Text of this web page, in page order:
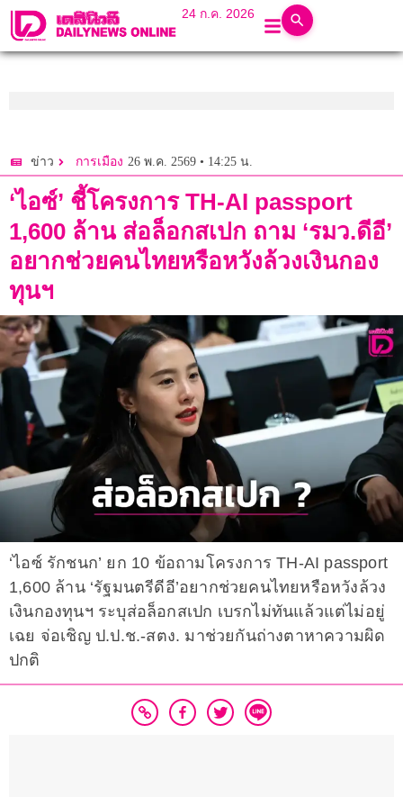
24 ก.ค. 2026
ข่าว การเมือง 26 พ.ค. 2569 • 14:25 น.
‘ไอซ์’ ชี้โครงการ TH-AI passport
1,600 ล้าน ส่อล็อกสเปก ถาม ‘รมว.ดีอี’
อยากช่วยคนไทยหรือหวังล้วงเงินกอง
ทุนฯ
‘ไอซ์ รักชนก’ ยก 10 ข้อถามโครงการ TH-AI passport
1,600 ล้าน ‘รัฐมนตรีดีอี’อยากช่วยคนไทยหรือหวังล้วง
เงินกองทุนฯ ระบุส่อล็อกสเปก เบรกไม่ทันแล้วแต่ไม่อยู่
เฉย จ่อเชิญ ป.ป.ช.-สตง. มาช่วยกันถ่างตาหาความผิด
ปกติ